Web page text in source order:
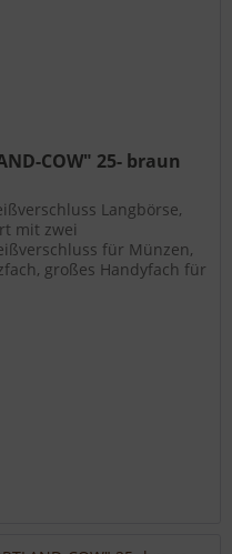
COW" 25- braun
Langbörse,
mit zwei
für Münzen,
großes Handyfach für